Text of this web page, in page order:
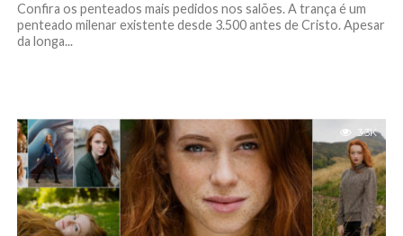
Confira os penteados mais pedidos nos salões. A trança é um
penteado milenar existente desde 3.500 antes de Cristo. Apesar
da longa...
3.3K